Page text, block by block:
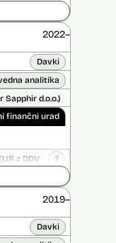
Ne
2022–
Davki
analitika
d.o.o.)
finančni urad
z DDV ?
Ne
2019–
Davki